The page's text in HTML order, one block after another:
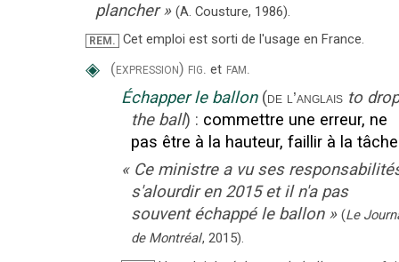
plancher » (A. Cousture, 1986).
REM. Cet emploi est sorti de l'usage en France.
◈ (expression) fig. et fam.
Échapper le ballon (de l’anglais to drop
the ball) : commettre une erreur, ne
pas être à la hauteur, faillir à la
« Ce ministre a vu ses
s'alourdir en 2015 et il n'a pas
souvent échappé le ballon » (Le
de Montréal, 2015).